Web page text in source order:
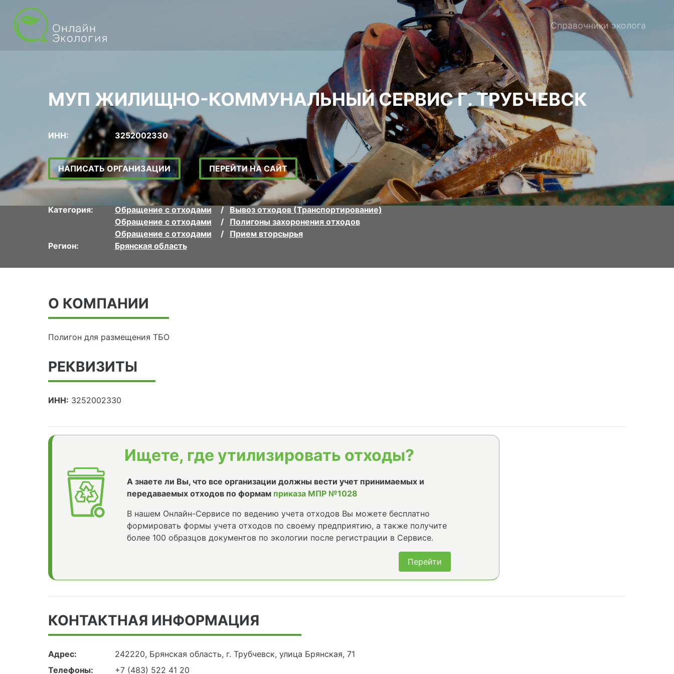
Справочники эколога
МУП ЖИЛИЩНО-КОММУНАЛЬНЫЙ СЕРВИС Г. ТРУБЧЕВСК
ИНН: 3252002330
НАПИСАТЬ ОРГАНИЗАЦИИ ПЕРЕЙТИ НА САЙТ
Категория: Обращение с отходами
Вывоз отходов (Транспортирование)
Обращение с отходами
Полигоны захоронения отходов
Обращение с отходами
Прием вторсырья
Регион:
Брянская область
О КОМПАНИИ
Полигон для размещения ТБО
РЕКВИЗИТЫ
ИНН: 3252002330
Ищете, где утилизировать отходы?
А знаете ли Вы, что все организации должны вести учет принимаемых и
передаваемых отходов по формам приказа МПР №1028
В нашем Онлайн-Сервисе по ведению учета отходов Вы можете бесплатно
формировать формы учета отходов по своему предприятию, а также получите
более 100 образцов документов по экологии после регистрации в Сервисе.
Перейти
КОНТАКТНАЯ ИНФОРМАЦИЯ
Адрес:
242220, Брянская область, г. Трубчевск, улица Брянская, 71
Телефоны:
+7 (483) 522 41 20